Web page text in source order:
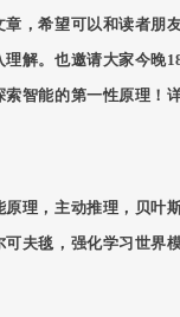
章，希望可以和读者朋
理解。也邀请大家今晚
索智能的第一性原理！
原理，主动推理，贝叶
夫毯，强化学习世界